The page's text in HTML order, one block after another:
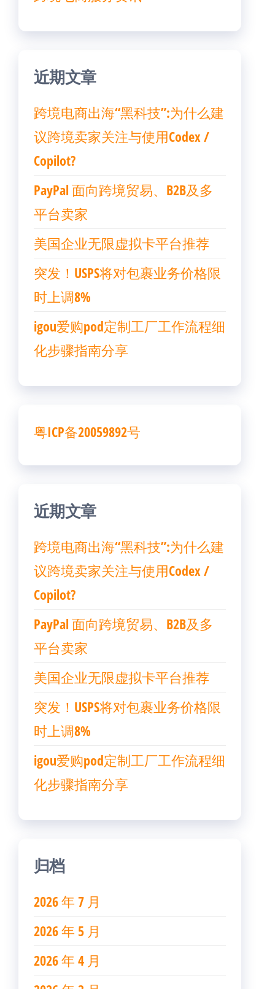
近期文章
跨境电商出海“黑科技”:为什么建
议跨境卖家关注与使用Codex /
Copilot?
PayPal 面向跨境贸易、B2B及多
平台卖家
美国企业无限虚拟卡平台推荐
突发！USPS将对包裹业务价格限
时上调8%
igou爱购pod定制工厂工作流程细
化步骤指南分享
粤ICP备20059892号
近期文章
跨境电商出海“黑科技”:为什么建
议跨境卖家关注与使用Codex /
Copilot?
PayPal 面向跨境贸易、B2B及多
平台卖家
美国企业无限虚拟卡平台推荐
突发！USPS将对包裹业务价格限
时上调8%
igou爱购pod定制工厂工作流程细
化步骤指南分享
归档
2026 年 7 月
2026 年 5 月
2026 年 4 月